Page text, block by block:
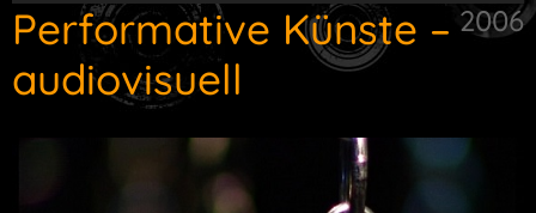
2006
Performative Künste –
audiovisuell